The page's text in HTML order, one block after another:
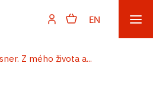
EN
Z mého života a...